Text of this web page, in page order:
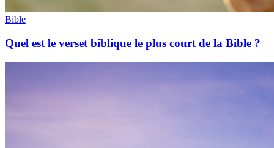
Bible
Quel est le verset biblique le plus court de la Bible ?